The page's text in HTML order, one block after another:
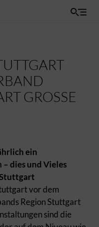
GROSSE Z
ein
dies und Vieles
vor dem
Region Stuttgart
sind die